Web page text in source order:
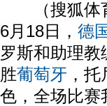
（搜狐体育
6月18日， 德
罗斯和助理
胜葡萄牙 ，
色，全场比赛